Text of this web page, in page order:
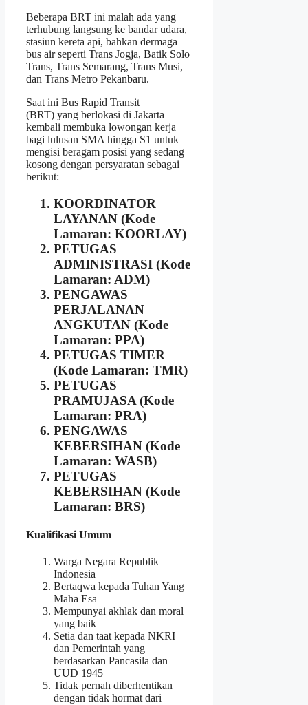
Beberapa BRT ini malah ada yang
terhubung langsung ke bandar udara,
stasiun kereta api, bahkan dermaga
bus air seperti Trans Jogja, Batik Solo
Trans, Trans Semarang, Trans Musi,
dan Trans Metro Pekanbaru.
Saat ini Bus Rapid Transit
(BRT) yang berlokasi di Jakarta
kembali membuka lowongan kerja
bagi lulusan SMA hingga S1 untuk
mengisi beragam posisi yang sedang
kosong dengan persyaratan sebagai
berikut:
KOORDINATOR
LAYANAN (Kode
Lamaran: KOORLAY)
PETUGAS
ADMINISTRASI (Kode
Lamaran: ADM)
PENGAWAS
PERJALANAN
ANGKUTAN (Kode
Lamaran: PPA)
PETUGAS TIMER
(Kode Lamaran: TMR)
PETUGAS
PRAMUJASA (Kode
Lamaran: PRA)
PENGAWAS
KEBERSIHAN (Kode
Lamaran: WASB)
PETUGAS
KEBERSIHAN (Kode
Lamaran: BRS)
Kualifikasi Umum
Warga Negara Republik
Indonesia
Bertaqwa kepada Tuhan Yang
Maha Esa
Mempunyai akhlak dan moral
yang baik
Setia dan taat kepada NKRI
dan Pemerintah yang
berdasarkan Pancasila dan
UUD 1945
Tidak pernah diberhentikan
dengan tidak hormat dari